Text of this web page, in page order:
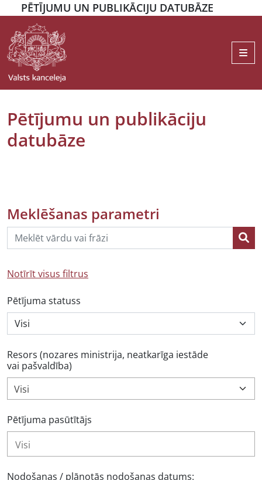
PĒTĪJUMU UN PUBLIKĀCIJU DATUBĀZE
Pētījumu un publikāciju
datubāze
Meklēšanas parametri
Notīrīt visus filtrus
Pētījuma statuss
Resors (nozares ministrija, neatkarīga iestāde
vai pašvaldība)
Visi
Pētījuma pasūtītājs
Nodošanas / plānotās nodošanas datums: